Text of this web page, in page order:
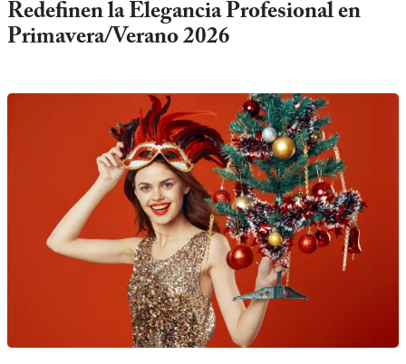
Redefinen la Elegancia Profesional en
Primavera/Verano 2026